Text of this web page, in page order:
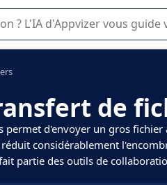
vous guide dans l'utilisation ou
de
d'envoyer un gros
réduit considérablement
partie des outils de